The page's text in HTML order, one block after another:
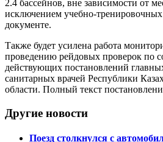
2.4 бассейнов, вне зависимости от
исключением учебно-
документе.
Также будет усилена работа
проведению рейдовых проверок по
действующих постановлений
санитарных врачей Республики
области. Полный текст
Другие новости
Поезд столкнулся с